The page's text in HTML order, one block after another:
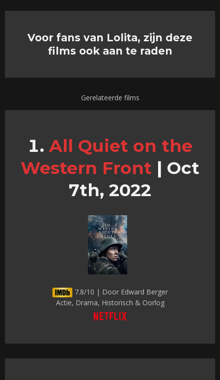
Voor fans van Lolita, zijn deze
films ook aan te raden
Gerelateerde films
All Quiet on the
Western Front | Oct
7th, 2022
7.8/10 | Door Edward Berger
Actie, Drama, Historisch & Oorlog